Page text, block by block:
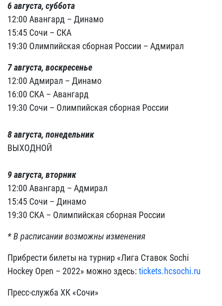
6 августа, суббота
12:00 Авангард – Динамо
15:45 Сочи – СКА
19:30 Олимпийская сборная России – Адмирал
7 августа, воскресенье
12:00 Адмирал – Динамо
16:00 СКА – Авангард
19:30 Сочи – Олимпийская сборная России
8 августа, понедельник
ВЫХОДНОЙ
9 августа, вторник
12:00 Авангард – Адмирал
15:45 Сочи – Динамо
19:30 СКА – Олимпийская сборная России
* В расписании возможны изменения
Прибрести билеты на турнир «Лига Ставок Sochi
Hockey Open – 2022» можно здесь:tickets.hcsochi.ru
Пресс-служба ХК «Сочи»